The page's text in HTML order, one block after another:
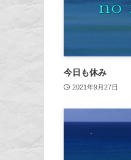
今日も休み
2021年9月27日